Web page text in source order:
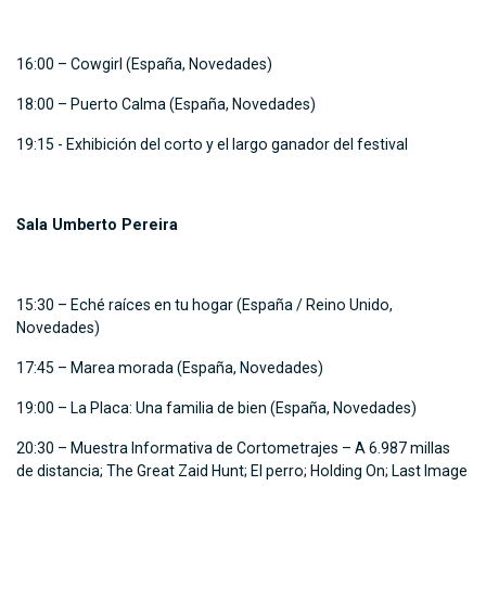
16:00 – Cowgirl (España, Novedades)
18:00 – Puerto Calma (España, Novedades)
19:15 - Exhibición del corto y el largo ganador del festival
Sala Umberto Pereira
15:30 – Eché raíces en tu hogar (España / Reino Unido,
Novedades)
17:45 – Marea morada (España, Novedades)
19:00 – La Placa: Una familia de bien (España, Novedades)
20:30 – Muestra Informativa de Cortometrajes – A 6.987 millas
de distancia; The Great Zaid Hunt; El perro; Holding On; Last Image